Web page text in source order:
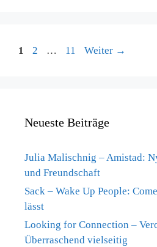
Seite
1 Seite
2 … Seite
11 Weiter →
Neueste Beiträge
Julia Malischnig – Amistad:
und Freundschaft
Sack – Wake Up People:
lässt
Looking for Connection –
Überraschend vielseitig